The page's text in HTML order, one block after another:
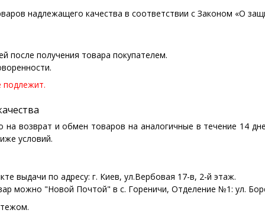
надлежащего качества в соответствии с Законом «О
после получения товара покупателем.
подлежит.
возврат и обмен товаров на аналогичные в течение 14
условий.
выдачи по адресу: г. Киев, ул.Вербовая 17-в, 2-й этаж.
можно "Новой Почтой" в с. Гореничи, Отделение №1: ул.